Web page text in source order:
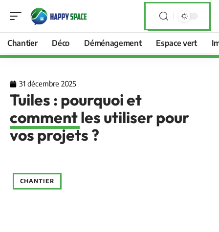
Chantier Déco Déménagement Espace vert
31 décembre 2025
Tuiles : pourquoi et
comment les utiliser pour
vos projets ?
CHANTIER